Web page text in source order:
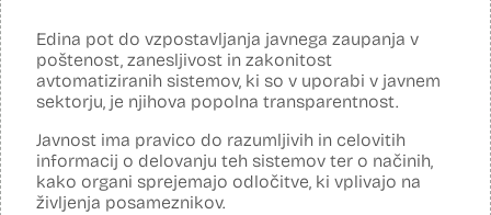
Edina pot do vzpostavljanja javnega zaupanja v
poštenost, zanesljivost in zakonitost
avtomatiziranih sistemov, ki so v uporabi v javnem
sektorju, je njihova popolna transparentnost.
Javnost ima pravico do razumljivih in celovitih
informacij o delovanju teh sistemov ter o načinih,
kako organi sprejemajo odločitve, ki vplivajo na
življenja posameznikov.